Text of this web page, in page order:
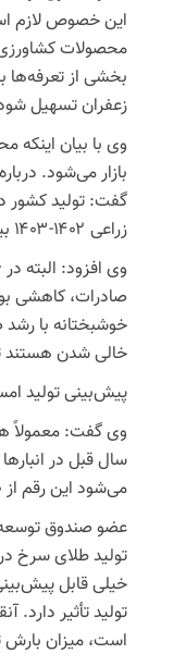
این خصوص لازم
محصولات
بخشی از تعرفه‌ها
زعفران تسهیل
وی با بیان اینکه
گفت: تولید کشور
زراعی ۱۴۰۲-۱۴۰۳ بیشتر بود.
صادرات، کاهشی
خالی شدن هستند
پیش‌بینی تولید
سال قبل در
می‌شود این رقم از ۲۰ تا ۳۰ تن بیشتر نباشد.
عضو صندوق
خیلی قابل
تولید تأثیر دارد.
است، میزان بارش